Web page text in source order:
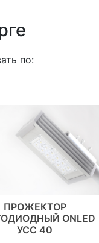
по:
ПРОЖЕКТОР
ONLED
УСС 40